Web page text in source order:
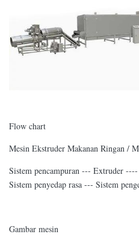
Flow chart
Mesin Ekstruder Makanan Ringan /
Sistem pencampuran --- Extruder
Sistem penyedap rasa --- Sistem
Gambar mesin